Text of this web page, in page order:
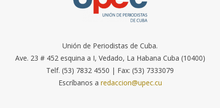
Unión de Periodistas de Cuba.
Ave. 23 # 452 esquina a I, Vedado, La Habana Cuba (10400)
Telf. (53) 7832 4550 | Fax: (53) 7333079
Escríbanos a redaccion@upec.cu